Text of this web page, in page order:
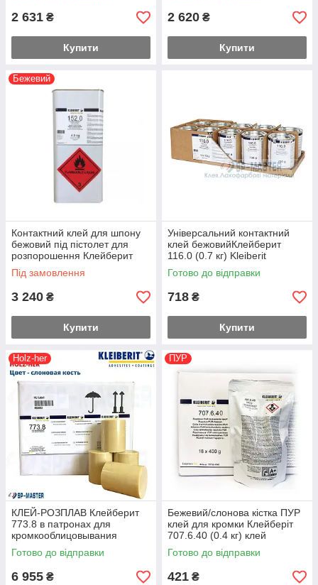
2 631 ₴
Купити
2 620 ₴
Купити
Бежевий
Контактний клей для шпону
бежовий під пістолет для
розпорошення Клейберит
152.0 (4.5 кг) Kleiberit
Під замовлення
3 240 ₴
Купити
Універсальний контактний
клей бежовийКлейберит
116.0 (0.7 кг) Kleiberit
Готово до відправки
718 ₴
Купити
Holz-her
КЛЕЙ-РОЗПЛАВ Клейберит
773.8 в патронах для
кромкооблицовывания
верстат Хольц Хер Holz her
13 кг (Kleiberit)
Готово до відправки
6 955 ₴
ПУР
Бежевий/слонова кістка ПУР
клей для кромки Клейберіт
707.6.40 (0.4 кг) клей
Overnicht Kleiberit 707.6.40
Готово до відправки
421 ₴